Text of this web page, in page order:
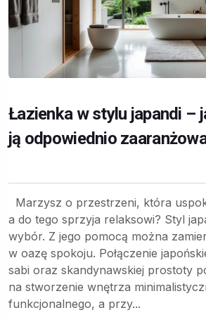
Łazienka w stylu japandi –
ją odpowiednio
Marzysz o przestrzeni, która
a do tego sprzyja relaksowi? Styl
wybór. Z jego pomocą można
w oazę spokoju. Połączenie
sabi oraz skandynawskiej prostoty
na stworzenie wnętrza
funkcjonalnego, a przy...